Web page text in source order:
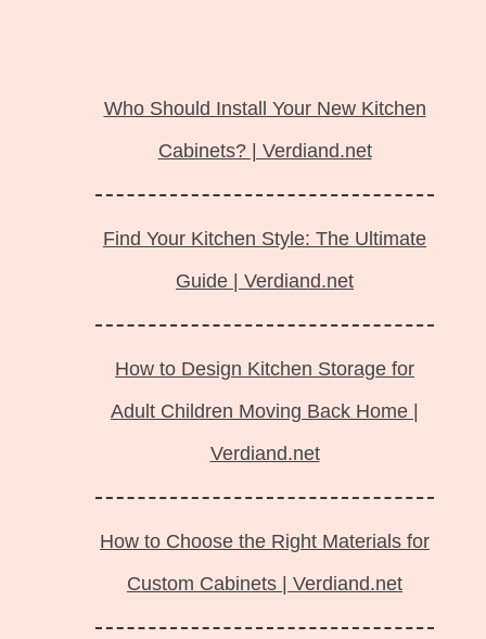
Who Should Install Your New Kitchen
Cabinets? | Verdiand.net
Find Your Kitchen Style: The Ultimate
Guide | Verdiand.net
How to Design Kitchen Storage for
Adult Children Moving Back Home |
Verdiand.net
How to Choose the Right Materials for
Custom Cabinets | Verdiand.net